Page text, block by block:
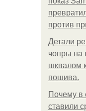
против
Детали
чопры на
шквалом
пошива.
Почему в
ставили